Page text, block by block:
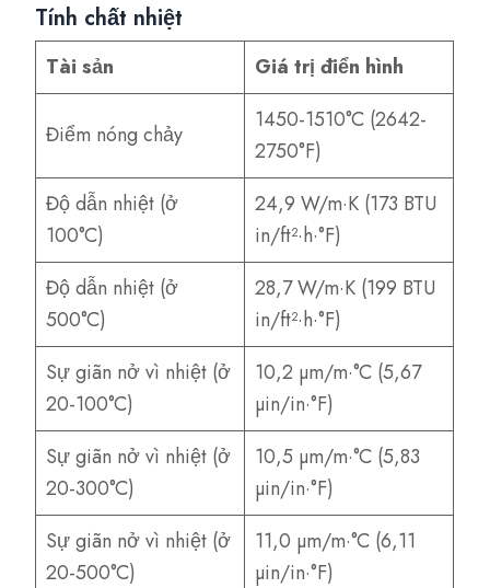
Tính chất nhiệt
Tài sản Giá trị điển hình
Điểm nóng chảy
1450-1510°C (2642-
2750°F)
Độ dẫn nhiệt (ở
100°C)
24,9 W/m·K (173 BTU
in/ft²·h·°F)
Độ dẫn nhiệt (ở
500°C)
28,7 W/m·K (199 BTU
in/ft²·h·°F)
Sự giãn nở vì nhiệt (ở
20-100°C)
10,2 µm/m·°C (5,67
µin/in·°F)
Sự giãn nở vì nhiệt (ở
20-300°C)
10,5 µm/m·°C (5,83
µin/in·°F)
Sự giãn nở vì nhiệt (ở
20-500°C)
11,0 µm/m·°C (6,11
µin/in·°F)